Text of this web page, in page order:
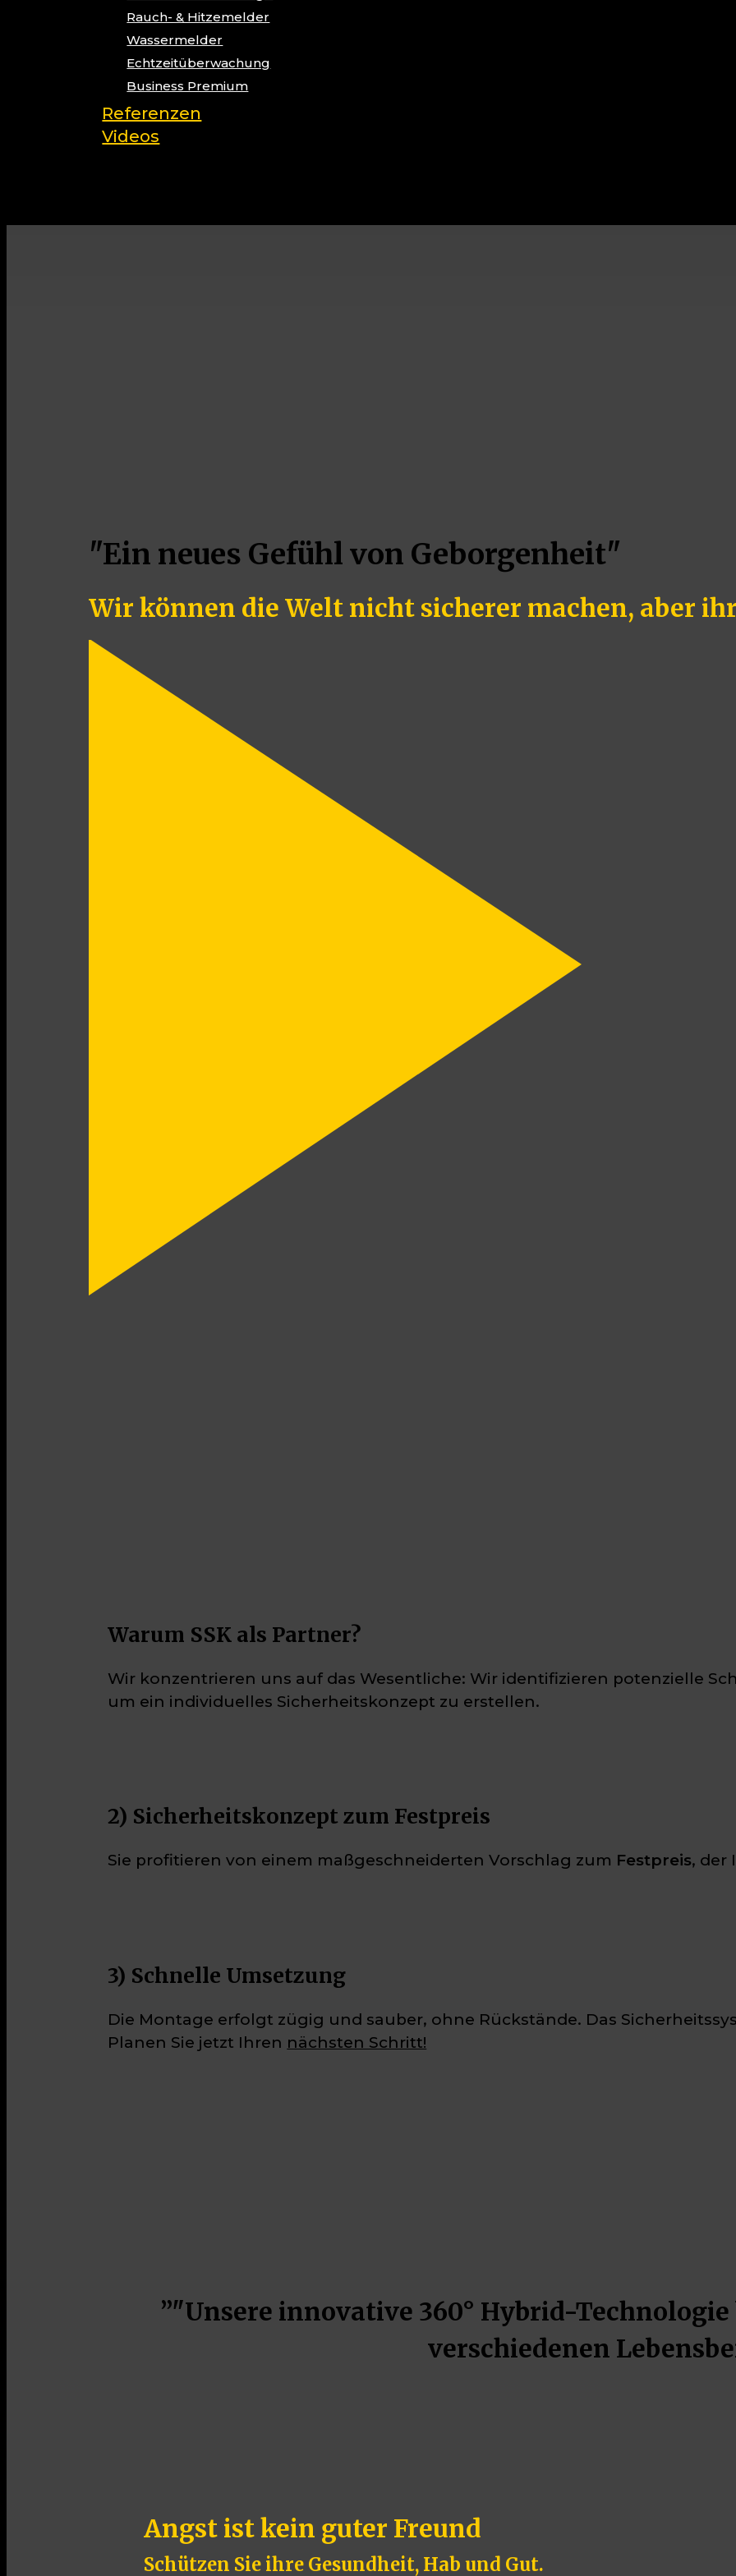
Rauch- & Hitzemelder
Wassermelder
Echtzeitüberwachung
Business Premium
Referenzen
Videos
"Ein neues Gefühl von Geborgenheit"
Wir können die Welt nicht sicherer machen, aber ihr
Play
Video
Warum SSK als Partner?
Wir konzentrieren uns auf das Wesentliche: Wir identifizieren potenzielle
um ein individuelles Sicherheitskonzept zu erstellen.
2) Sicherheitskonzept zum Festpreis
Sie profitieren von einem maßgeschneiderten Vorschlag zum Festpreis, der
3) Schnelle Umsetzung
Die Montage erfolgt zügig und sauber, ohne Rückstände. Das
Planen Sie jetzt Ihren nächsten Schritt!
”"Unsere innovative 360° Hybrid-
verschiedenen
Angst ist kein guter Freund
Schützen Sie ihre Gesundheit, Hab und Gut.